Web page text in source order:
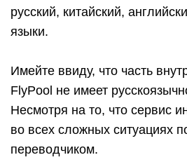
русский, китайский,
языки.
Имейте ввиду, что часть
FlyPool не имеет
Несмотря на то, что сервис
во всех сложных ситуациях
переводчиком.